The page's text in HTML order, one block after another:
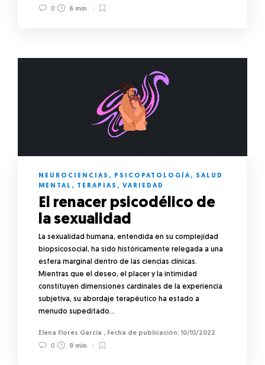
0
6 min
NEUROCIENCIAS , PSICOPATOLOGÍA, SALUD
MENTAL , TERAPIAS , VARIEDAD
El renacer psicodélico de
la sexualidad
La sexualidad humana, entendida en su complejidad
biopsicosocial, ha sido históricamente relegada a una
esfera marginal dentro de las ciencias clínicas.
Mientras que el deseo, el placer y la intimidad
constituyen dimensiones cardinales de la experiencia
subjetiva, su abordaje terapéutico ha estado a
menudo supeditado…
Elena Flores García ,
10/10/2022
0
9 min